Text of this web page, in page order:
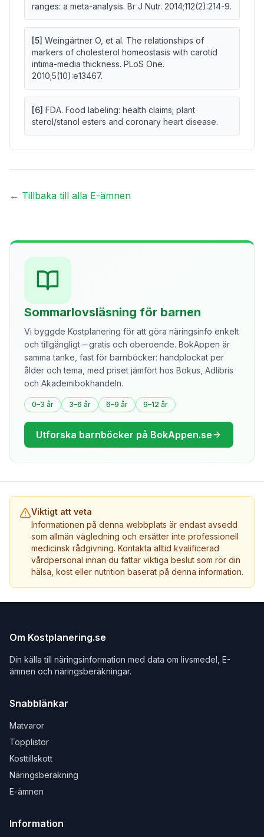
ranges: a meta-analysis. Br J Nutr. 2014;112(2):214-9.
[5] Weingärtner O, et al. The relationships of
markers of cholesterol homeostasis with carotid
intima-media thickness. PLoS One.
2010;5(10):e13467.
[6] FDA. Food labeling: health claims; plant
sterol/stanol esters and coronary heart disease.
← Tillbaka till alla E-ämnen
Sommarlovsläsning för barnen
Vi byggde Kostplanering för att göra näringsinfo enkelt
och tillgängligt – gratis och oberoende. BokAppen är
samma tanke, fast för barnböcker: handplockat per
ålder och tema, med priset jämfört hos Bokus, Adlibris
och Akademibokhandeln.
0–3 år 3–6 år 6–9 år 9–12 år
Utforska barnböcker på BokAppen.se
Viktigt att veta
Informationen på denna webbplats är endast avsedd
som allmän vägledning och ersätter inte professionell
medicinsk rådgivning. Kontakta alltid kvalificerad
vårdpersonal innan du fattar viktiga beslut som rör din
hälsa, kost eller nutrition baserat på denna information.
Om Kostplanering.se
Din källa till näringsinformation med data om livsmedel, E-
ämnen och näringsberäkningar.
Snabblänkar
Matvaror
Topplistor
Kosttillskott
Näringsberäkning
E-ämnen
Information